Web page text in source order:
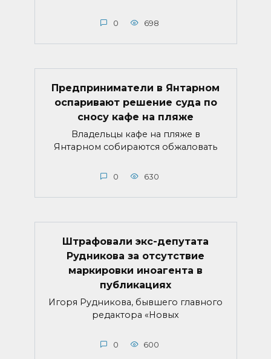
0 698
Предприниматели в Янтарном
оспаривают решение суда по
сносу кафе на пляже
Владельцы кафе на пляже в
Янтарном собираются обжаловать
0 630
Штрафовали экс-депутата
Рудникова за отсутствие
маркировки иноагента в
публикациях
Игоря Рудникова, бывшего главного
редактора «Новых
0 600